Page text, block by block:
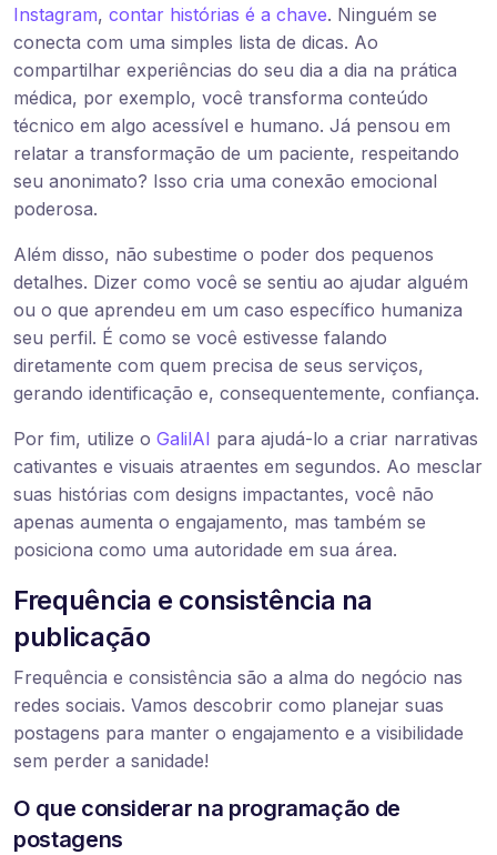
Instagram, contar histórias é a chave. Ninguém se
conecta com uma simples lista de dicas. Ao
compartilhar experiências do seu dia a dia na prática
médica, por exemplo, você transforma conteúdo
técnico em algo acessível e humano. Já pensou em
relatar a transformação de um paciente, respeitando
seu anonimato? Isso cria uma conexão emocional
poderosa.
Além disso, não subestime o poder dos pequenos
detalhes. Dizer como você se sentiu ao ajudar alguém
ou o que aprendeu em um caso específico humaniza
seu perfil. É como se você estivesse falando
diretamente com quem precisa de seus serviços,
gerando identificação e, consequentemente, confiança.
Por fim, utilize o GalilAI para ajudá-lo a criar narrativas
cativantes e visuais atraentes em segundos. Ao mesclar
suas histórias com designs impactantes, você não
apenas aumenta o engajamento, mas também se
posiciona como uma autoridade em sua área.
Frequência e consistência na
publicação
Frequência e consistência são a alma do negócio nas
redes sociais. Vamos descobrir como planejar suas
postagens para manter o engajamento e a visibilidade
sem perder a sanidade!
O que considerar na programação de
postagens